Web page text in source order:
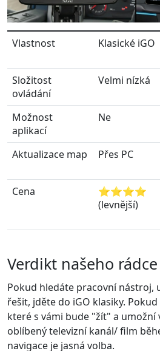
Vlastnost Klasické iGO
Složitost
ovládání
Velmi nízká
Možnost
aplikací
Ne
Aktualizace map
Přes PC
Cena
⭐⭐⭐⭐
(levnější)
Verdikt našeho rádce
Pokud hledáte pracovní nástroj,
řešit, jděte do iGO klasiky.
které s vámi bude "žít" a
oblíbený televizní kanál/ film
navigace je jasná volba.